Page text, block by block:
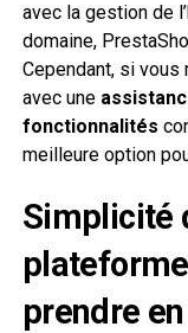
avec la gestion de
domaine,
Cependant, si vous
avec une
fonctionnalités
meilleure option
Simplicité
prendre